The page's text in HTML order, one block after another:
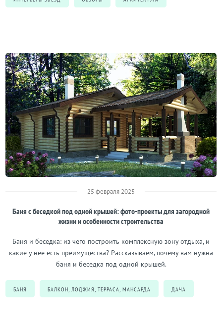
25 февраля 2025
Баня с беседкой под одной крышей: фото-проекты для загородной
жизни и особенности строительства
Баня и беседка: из чего построить комплексную зону отдыха, и
какие у нее есть преимущества? Рассказываем, почему вам нужна
баня и беседка под одной крышей.
БАНЯ БАЛКОН, ЛОДЖИЯ, ТЕРРАСА, МАНСАРДА ДАЧА